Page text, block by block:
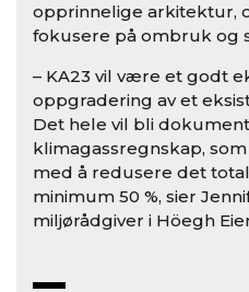
opprinnelige arkitektur,
fokusere på ombruk og
– KA23 vil være et godt
oppgradering av et
Det hele vil bli
klimagassregnskap,
med å redusere det
minimum 50 %, sier
miljørådgiver i Höegh